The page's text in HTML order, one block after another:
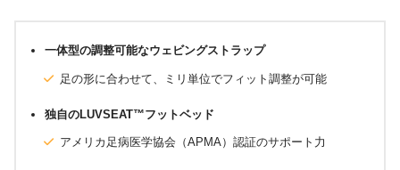
一体型の調整可能なウェビングストラップ
足の形に合わせて、ミリ単位でフィット調整が可能
独自のLUVSEAT™フットベッド
アメリカ足病医学協会（APMA）認証のサポート力